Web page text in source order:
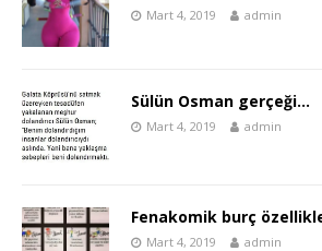
Mart 4, 2019 admin
Sülün Osman gerçeği…
Mart 4, 2019 admin
Fenakomik burç
Mart 4, 2019 admin